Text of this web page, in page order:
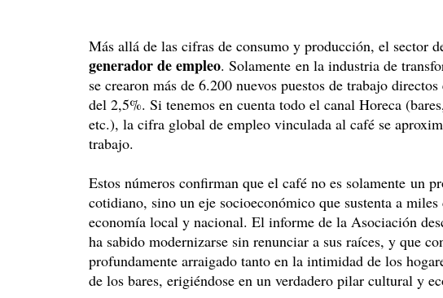
Más allá de las cifras de consumo y producción, el sector
generador de empleo. Solamente en la industria de
se crearon más de 6.200 nuevos puestos de trabajo
del 2,5%. Si tenemos en cuenta todo el canal Horeca
etc.), la cifra global de empleo vinculada al café se
trabajo.
Estos números confirman que el café no es solamente un
cotidiano, sino un eje socioeconómico que sustenta a
economía local y nacional. El informe de la Asociación
ha sabido modernizarse sin renunciar a sus raíces, y que
profundamente arraigado tanto en la intimidad de los
de los bares, erigiéndose en un verdadero pilar cultural y